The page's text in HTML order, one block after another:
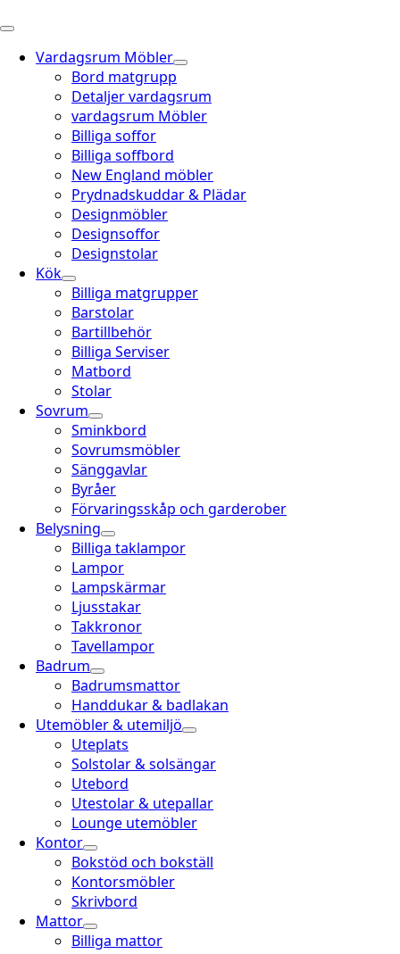
Vardagsrum Möbler
Bord matgrupp
Detaljer vardagsrum
vardagsrum Möbler
Billiga soffor
Billiga soffbord
New England möbler
Prydnadskuddar & Plädar
Designmöbler
Designsoffor
Designstolar
Kök
Billiga matgrupper
Barstolar
Bartillbehör
Billiga Serviser
Matbord
Stolar
Sovrum
Sminkbord
Sovrumsmöbler
Sänggavlar
Byråer
Förvaringsskåp och garderober
Belysning
Billiga taklampor
Lampor
Lampskärmar
Ljusstakar
Takkronor
Tavellampor
Badrum
Badrumsmattor
Handdukar & badlakan
Utemöbler & utemiljö
Uteplats
Solstolar & solsängar
Utebord
Utestolar & utepallar
Lounge utemöbler
Kontor
Bokstöd och bokställ
Kontorsmöbler
Skrivbord
Mattor
Billiga mattor